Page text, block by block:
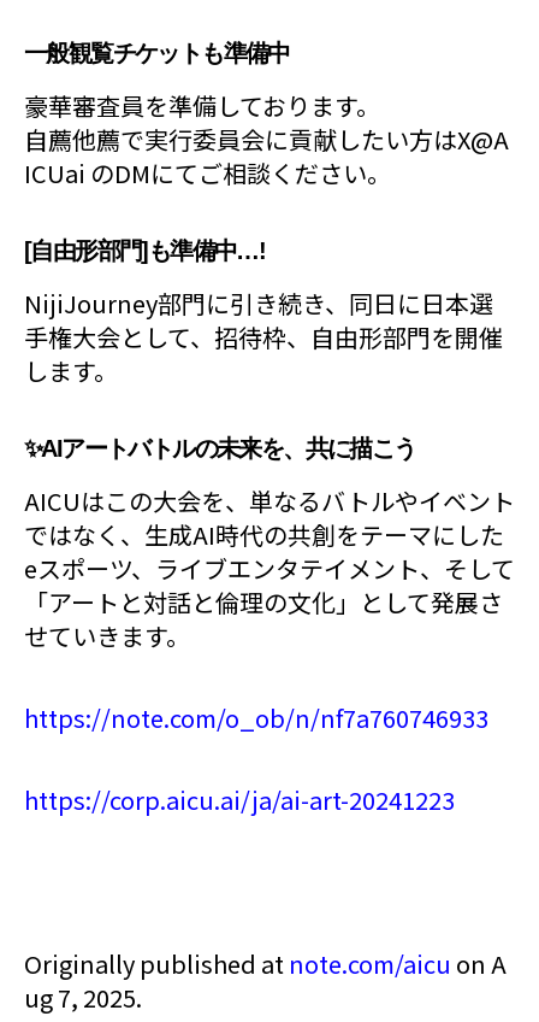
一般観覧チケットも準備中
豪華審査員を準備しております。
自薦他薦で実行委員会に貢献したい方はX@A
ICUai のDMにてご相談ください。
[自由形部門]も準備中…!
NijiJourney部門に引き続き、同日に日本選
手権大会として、招待枠、自由形部門を開催
します。
✨AIアートバトルの未来を、共に描こう
AICUはこの大会を、単なるバトルやイベント
ではなく、生成AI時代の共創をテーマにした
eスポーツ、ライブエンタテイメント、そして
「アートと対話と倫理の文化」として発展さ
せていきます。
https://note.com/o_ob/n/nf7a760746933
https://corp.aicu.ai/ja/ai-art-20241223
Originally published at note.com/aicu on A
ug 7, 2025.